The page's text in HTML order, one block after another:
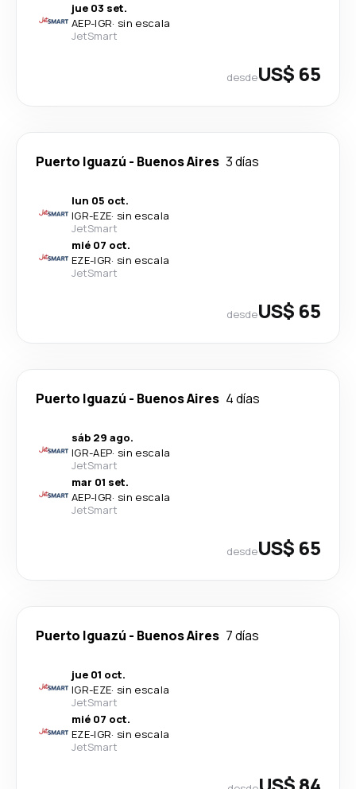
jue 03 set.
AEP-IGR· sin escala
JetSmart
desdeUS$ 65
Puerto Iguazú - Buenos Aires 3 días
lun 05 oct.
IGR-EZE· sin escala
JetSmart
mié 07 oct.
EZE-IGR· sin escala
JetSmart
desdeUS$ 65
Puerto Iguazú - Buenos Aires 4 días
sáb 29 ago.
IGR-AEP· sin escala
JetSmart
mar 01 set.
AEP-IGR· sin escala
JetSmart
desdeUS$ 65
Puerto Iguazú - Buenos Aires 7 días
jue 01 oct.
IGR-EZE· sin escala
JetSmart
mié 07 oct.
EZE-IGR· sin escala
JetSmart